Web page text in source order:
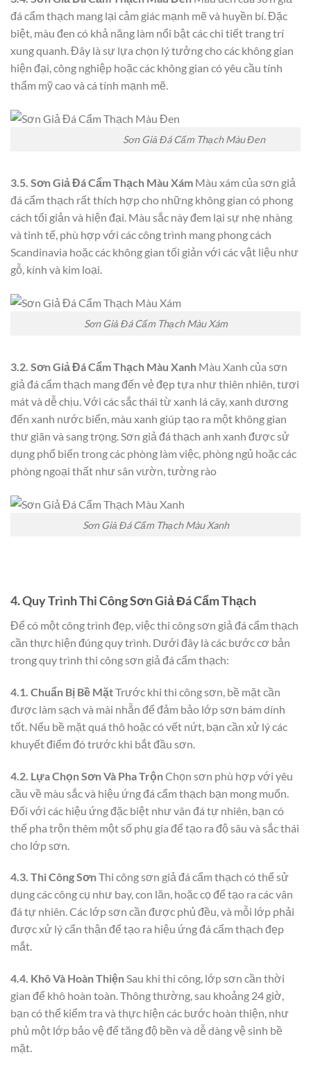
đá cẩm thạch mang lại cảm giác mạnh mẽ và huyền bí. Đặc
biệt, màu đen có khả năng làm nổi bật các chi tiết trang trí
xung quanh. Đây là sự lựa chọn lý tưởng cho các không gian
hiện đại, công nghiệp hoặc các không gian có yêu cầu tính
thẩm mỹ cao và cá tính mạnh mẽ.
Sơn Giả Đá Cẩm Thạch Màu Đen
3.5. Sơn Giả Đá Cẩm Thạch Màu Xám Màu xám của sơn giả
đá cẩm thạch rất thích hợp cho những không gian có phong
cách tối giản và hiện đại. Màu sắc này đem lại sự nhẹ nhàng
và tinh tế, phù hợp với các công trình mang phong cách
Scandinavia hoặc các không gian tối giản với các vật liệu như
gỗ, kính và kim loại.
Sơn Giả Đá Cẩm Thạch Màu Xám
3.2. Sơn Giả Đá Cẩm Thạch Màu Xanh Màu Xanh của sơn
giả đá cẩm thạch mang đến vẻ đẹp tựa như thiên nhiên, tươi
mát và dễ chịu. Với các sắc thái từ xanh lá cây, xanh dương
đến xanh nước biển, màu xanh giúp tạo ra một không gian
thư giãn và sang trọng. Sơn giả đá thạch anh xanh được sử
dụng phổ biến trong các phòng làm việc, phòng ngủ hoặc các
phòng ngoại thất như sân vườn, tường rào
Sơn Giả Đá Cẩm Thạch Màu Xanh
4. Quy Trình Thi Công Sơn Giả Đá Cẩm Thạch
Để có một công trình đẹp, việc thi công sơn giả đá cẩm thạch
cần thực hiện đúng quy trình. Dưới đây là các bước cơ bản
trong quy trình thi công sơn giả đá cẩm thạch:
4.1. Chuẩn Bị Bề MặtTrước khi thi công sơn, bề mặt cần
được làm sạch và mài nhẵn để đảm bảo lớp sơn bám dính
tốt. Nếu bề mặt quá thô hoặc có vết nứt, bạn cần xử lý các
khuyết điểm đó trước khi bắt đầu sơn.
4.2. Lựa Chọn Sơn Và Pha TrộnChọn sơn phù hợp với yêu
cầu về màu sắc và hiệu ứng đá cẩm thạch bạn mong muốn.
Đối với các hiệu ứng đặc biệt như vân đá tự nhiên, bạn có
thể pha trộn thêm một số phụ gia để tạo ra độ sâu và sắc thái
cho lớp sơn.
4.3. Thi Công SơnThi công sơn giả đá cẩm thạch có thể sử
dụng các công cụ như bay, con lăn, hoặc cọ để tạo ra các vân
đá tự nhiên. Các lớp sơn cần được phủ đều, và mỗi lớp phải
được xử lý cẩn thận để tạo ra hiệu ứng đá cẩm thạch đẹp
mắt.
4.4. Khô Và Hoàn ThiệnSau khi thi công, lớp sơn cần thời
gian để khô hoàn toàn. Thông thường, sau khoảng 24 giờ,
bạn có thể kiểm tra và thực hiện các bước hoàn thiện, như
phủ một lớp bảo vệ để tăng độ bền và dễ dàng vệ sinh bề
mặt.